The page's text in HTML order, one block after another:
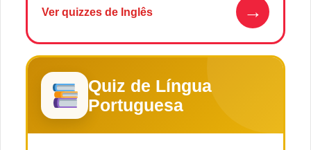
Ver quizzes de Inglês →
Quiz de Língua
Portuguesa